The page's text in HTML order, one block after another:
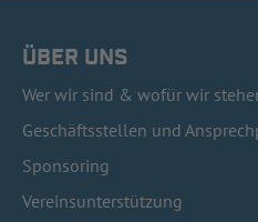
ÜBER UNS
Wer wir sind & wofür wir
Geschäftsstellen und
Sponsoring
Vereinsunterstützung